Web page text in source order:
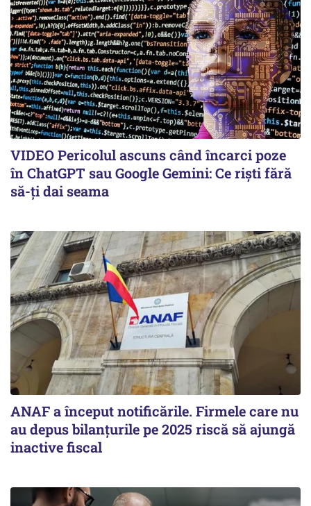
VIDEO Pericolul ascuns când încarci poze
în ChatGPT sau Google Gemini: Ce riști fără
să-ți dai seama
ANAF a început notificările. Firmele care nu
au depus bilanțurile pe 2025 riscă să ajungă
inactive fiscal